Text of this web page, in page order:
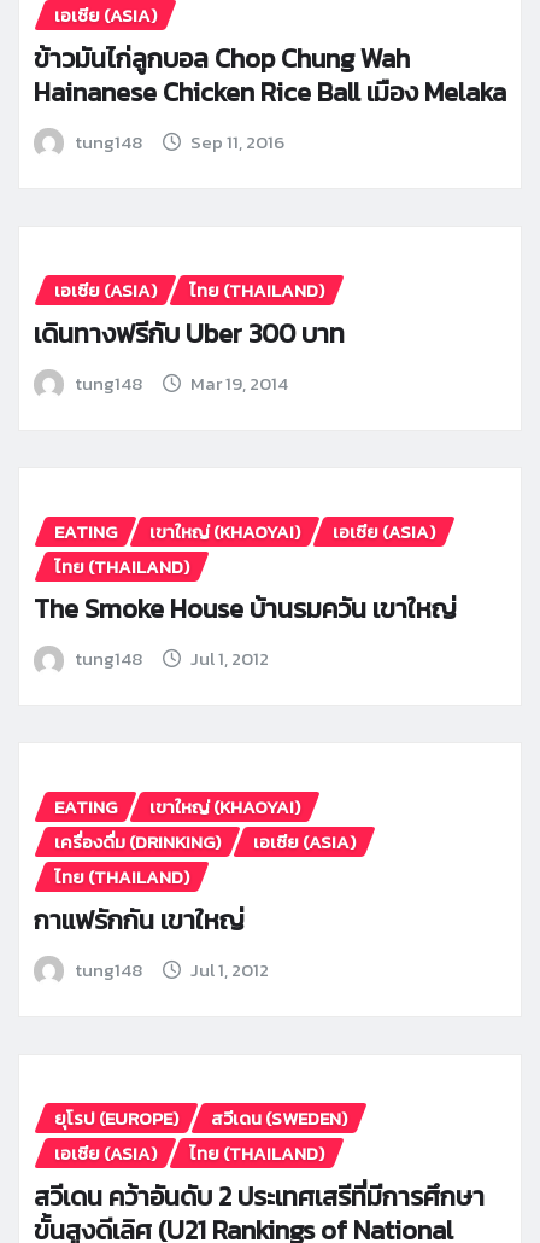
เอเซีย (ASIA)
ข้าวมันไก่ลูกบอล Chop Chung Wah
Hainanese Chicken Rice Ball เมือง Melaka
tung148 Sep 11, 2016
เอเซีย (ASIA) ไทย (THAILAND)
เดินทางฟรีกับ Uber 300 บาท
tung148 Mar 19, 2014
EATING เขาใหญ่ (KHAOYAI)
เอเซีย (ASIA)
ไทย (THAILAND)
The Smoke House บ้านรมควัน เขาใหญ่
tung148 Jul 1, 2012
EATING
เขาใหญ่ (KHAOYAI)
เครื่องดื่ม (DRINKING)
เอเซีย (ASIA)
ไทย (THAILAND)
กาแฟรักกัน เขาใหญ่
tung148 Jul 1, 2012
ยุโรป (EUROPE)
สวีเดน (SWEDEN)
เอเซีย (ASIA)
ไทย (THAILAND)
สวีเดน คว้าอันดับ 2 ประเทศเสรีที่มีการศึกษา
ขั้นสูงดีเลิศ (U21 Rankings of National